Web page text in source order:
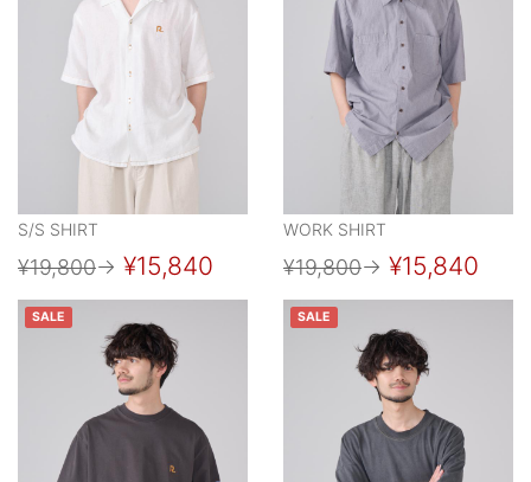
S/S SHIRT
¥19,800→ ¥15,840
WORK SHIRT
¥19,800→ ¥15,840
SALE SALE